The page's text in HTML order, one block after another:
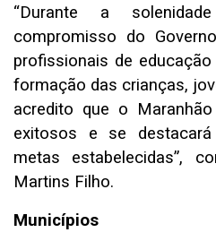
“Durante a
compromisso do
profissionais de
formação das crianças,
acredito que o
exitosos e se
metas estabelecidas”,
Martins Filho.
Municípios